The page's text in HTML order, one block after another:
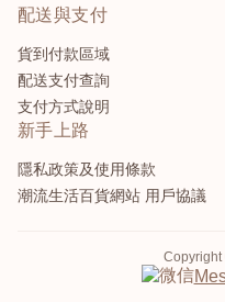
配送與支付
貨到付款區域
配送支付查詢
支付方式說明
新手上路
隱私政策及使用條款
潮流生活百貨網站 用戶協議